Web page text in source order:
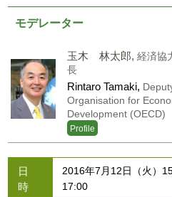
モデレーター
玉木 林太郎,経済協
長
Rintaro Tamaki,
Organisation for
Development (OECD)
Profile
日
時
2016年7月12日（火）
17:00